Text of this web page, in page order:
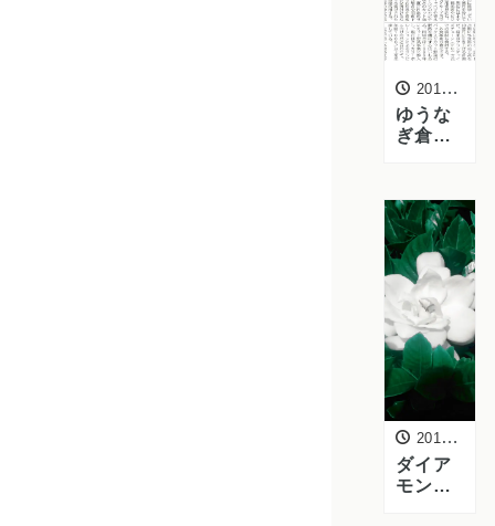
2019年11月19日
ゆうな
ぎ倉敷
日本経
済新聞
に掲載
されま
した
2015年6月15日
ダイア
モンド